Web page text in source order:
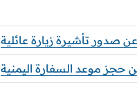
عن صدور تأشيرة زيارة عائلية
حجز موعد السفارة اليمنية